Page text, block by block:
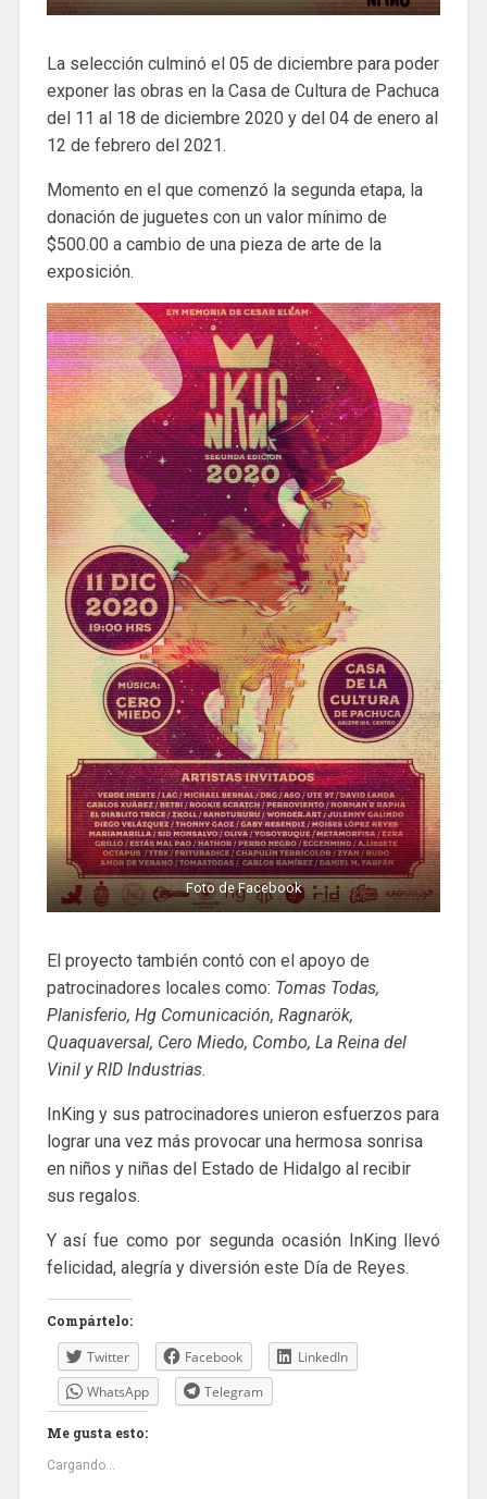
La selección culminó el 05 de diciembre para poder
exponer las obras en la Casa de Cultura de Pachuca
del 11 al 18 de diciembre 2020 y del 04 de enero al
12 de febrero del 2021.
Momento en el que comenzó la segunda etapa, la
donación de juguetes con un valor mínimo de
$500.00 a cambio de una pieza de arte de la
exposición.
Foto de Facebook
El proyecto también contó con el apoyo de
patrocinadores locales como: Tomas Todas,
Planisferio, Hg Comunicación, Ragnarök,
Quaquaversal, Cero Miedo, Combo, La Reina del
Vinil y RID Industrias.
InKing y sus patrocinadores unieron esfuerzos para
lograr una vez más provocar una hermosa sonrisa
en niños y niñas del Estado de Hidalgo al recibir
sus regalos.
Y así fue como por segunda ocasión InKing llevó
felicidad, alegría y diversión este Día de Reyes.
Compártelo:
Twitter Facebook
LinkedIn
WhatsApp
Telegram
Me gusta esto:
Cargando...